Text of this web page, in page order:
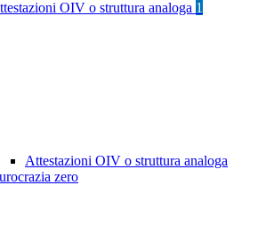
OIV o struttura analoga 1
Attestazioni OIV o struttura analoga
zero